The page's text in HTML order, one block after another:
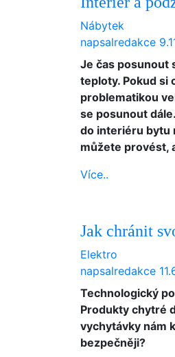
Nábytek
napsalredakce
Je čas posunout
teploty. Pokud si
problematikou
se posunout
do interiéru bytu
můžete provést,
Více..
Jak chránit
Elektro
napsalredakce
Technologický
Produkty chytré
vychytávky nám
bezpečněji?